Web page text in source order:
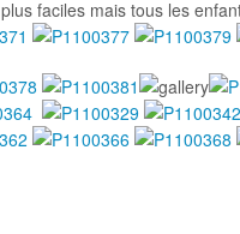
plus faciles mais tous les